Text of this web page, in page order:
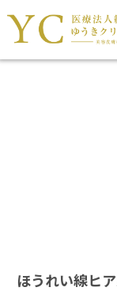
ほうれい線ヒ